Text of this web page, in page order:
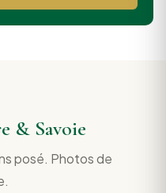
& Savoie
posé. Photos de